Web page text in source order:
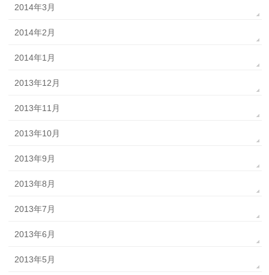
2014年3月
2014年2月
2014年1月
2013年12月
2013年11月
2013年10月
2013年9月
2013年8月
2013年7月
2013年6月
2013年5月